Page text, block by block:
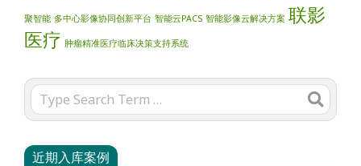
聚智能 多中心影像协同创新平台 智能云PACS 智能影像云解决方案 联影
医疗 肿瘤精准医疗临床决策支持系统
Search
近期入库案例